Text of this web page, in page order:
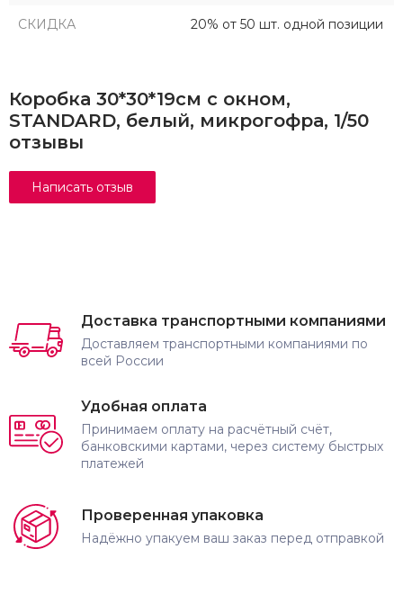
СКИДКА 20% от 50 шт. одной позиции
Коробка 30*30*19см с окном,
STANDARD, белый, микрогофра, 1/50
отзывы
Доставка транспортными компаниями
Доставляем транспортными компаниями по
всей России
Удобная оплата
Принимаем оплату на расчётный счёт,
банковскими картами, через систему быстрых
платежей
Проверенная упаковка
Надёжно упакуем ваш заказ перед отправкой